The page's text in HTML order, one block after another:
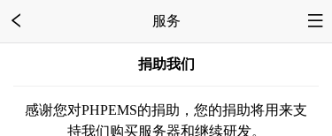
服务
捐助我们
感谢您对PHPEMS的捐助，您的捐助将用来支
持我们购买服务器和继续研发。